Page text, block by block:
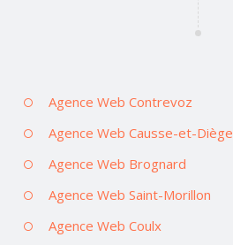
Agence Web Contrevoz
Agence Web Causse-et-Diège
Agence Web Brognard
Agence Web Saint-Morillon
Agence Web Coulx